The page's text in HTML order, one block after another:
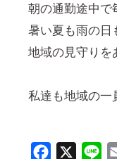
朝の通勤途中で
暑い夏も雨の日
地域の見守りを
私達も地域の一
Facebook